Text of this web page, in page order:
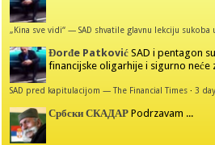
„Kina sve vidi“ — SAD shvatile glavnu lekciju sukoba
Đorđe Patković SAD i pentagon
financijske oligarhije i sigurno neće
SAD pred kapitulacijom — The Financial Times ·3
Србски СКАДАР Podrzavam ...